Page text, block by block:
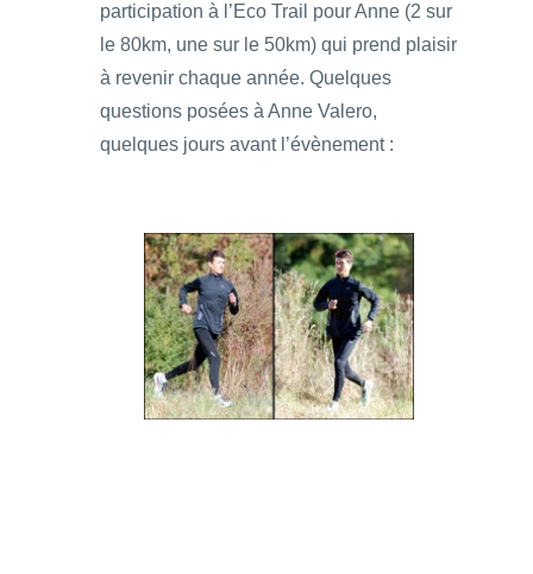
participation à l’Eco Trail pour Anne (2 sur
le 80km, une sur le 50km) qui prend plaisir
à revenir chaque année. Quelques
questions posées à Anne Valero,
quelques jours avant l’évènement :